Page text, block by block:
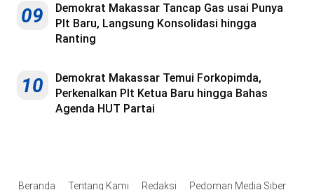
09
Demokrat Makassar Tancap Gas usai Punya
Plt Baru, Langsung Konsolidasi hingga
Ranting
10
Demokrat Makassar Temui Forkopimda,
Perkenalkan Plt Ketua Baru hingga Bahas
Agenda HUT Partai
Beranda Tentang Kami Redaksi Pedoman Media Siber